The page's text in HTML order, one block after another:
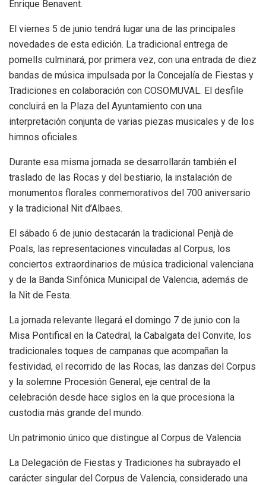
Enrique Benavent.
El viernes 5 de junio tendrá lugar una de las principales
novedades de esta edición. La tradicional entrega de
pomells culminará, por primera vez, con una entrada de diez
bandas de música impulsada por la Concejalía de Fiestas y
Tradiciones en colaboración con COSOMUVAL. El desfile
concluirá en la Plaza del Ayuntamiento con una
interpretación conjunta de varias piezas musicales y de los
himnos oficiales.
Durante esa misma jornada se desarrollarán también el
traslado de las Rocas y del bestiario, la instalación de
monumentos florales conmemorativos del 700 aniversario
y la tradicional Nit d’Albaes.
El sábado 6 de junio destacarán la tradicional Penjà de
Poals, las representaciones vinculadas al Corpus, los
conciertos extraordinarios de música tradicional valenciana
y de la Banda Sinfónica Municipal de Valencia, además de
la Nit de Festa.
La jornada relevante llegará el domingo 7 de junio con la
Misa Pontifical en la Catedral, la Cabalgata del Convite, los
tradicionales toques de campanas que acompañan la
festividad, el recorrido de las Rocas, las danzas del Corpus
y la solemne Procesión General, eje central de la
celebración desde hace siglos en la que procesiona la
custodia más grande del mundo.
Un patrimonio único que distingue al Corpus de Valencia
La Delegación de Fiestas y Tradiciones ha subrayado el
carácter singular del Corpus de Valencia, considerado una